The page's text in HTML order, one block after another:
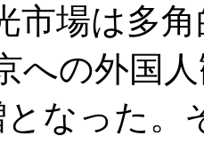
市場は多
への外国
となった